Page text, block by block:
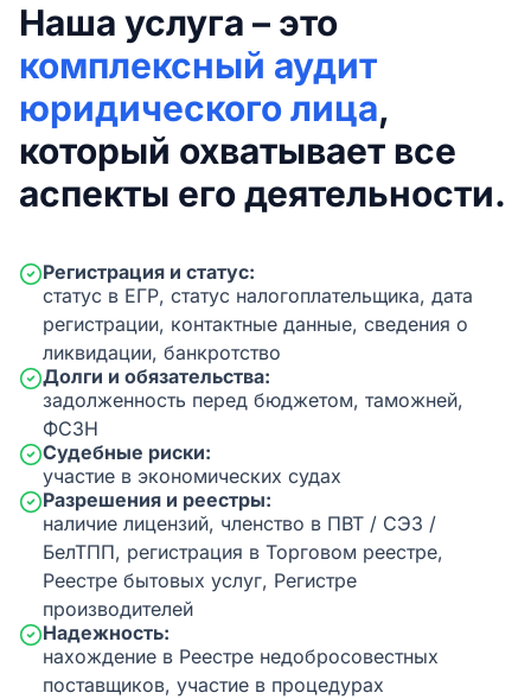
Наша услуга – это
комплексный аудит
юридического лица,
который охватывает все
аспекты его деятельности.
Регистрация и статус:
статус в ЕГР, статус налогоплательщика, дата
регистрации, контактные данные, сведения о
ликвидации, банкротство
Долги и обязательства:
задолженность перед бюджетом, таможней,
ФСЗН
Судебные риски:
участие в экономических судах
Разрешения и реестры:
наличие лицензий, членство в ПВТ / СЭЗ /
БелТПП, регистрация в Торговом реестре,
Реестре бытовых услуг, Регистре
производителей
Надежность:
нахождение в Реестре недобросовестных
поставщиков, участие в процедурах